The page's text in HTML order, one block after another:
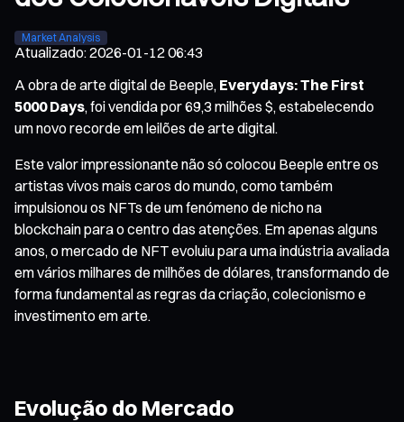
Market Analysis
Atualizado:2026-01-12 06:43
A obra de arte digital de Beeple, Everydays: The First
5000 Days, foi vendida por 69,3 milhões $, estabelecendo
um novo recorde em leilões de arte digital.
Este valor impressionante não só colocou Beeple entre os
artistas vivos mais caros do mundo, como também
impulsionou os NFTs de um fenómeno de nicho na
blockchain para o centro das atenções. Em apenas alguns
anos, o mercado de NFT evoluiu para uma indústria avaliada
em vários milhares de milhões de dólares, transformando de
forma fundamental as regras da criação, colecionismo e
investimento em arte.
Evolução do Mercado